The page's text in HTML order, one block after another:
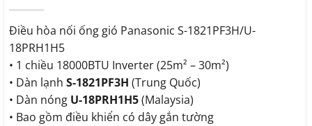
Điều hòa nối ống gió Panasonic S-1821PF3H/U-
18PRH1H5
• 1 chiều 18000BTU Inverter (25m² – 30m²)
• Dàn lạnh S-1821PF3H (Trung Quốc)
• Dàn nóng U-18PRH1H5(Malaysia)
• Bao gồm điều khiển có dây gắn tường